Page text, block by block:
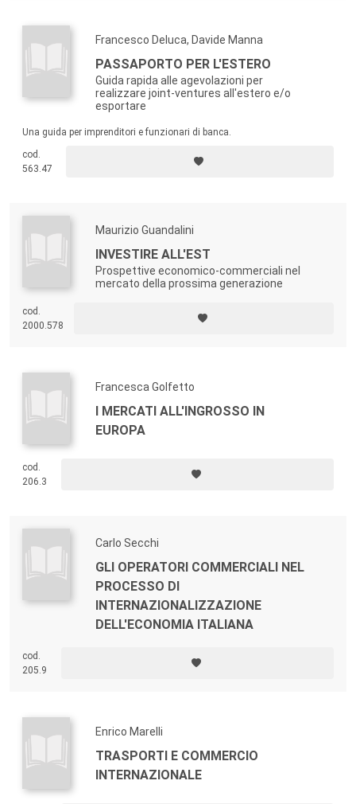
Francesco Deluca, Davide Manna
PASSAPORTO PER L'ESTERO
Guida rapida alle agevolazioni per
realizzare joint-ventures all'estero e/o
esportare
Una guida per imprenditori e funzionari di banca.
cod.
563.47
Maurizio Guandalini
INVESTIRE ALL'EST
Prospettive economico-commerciali nel
mercato della prossima generazione
cod.
2000.578
Francesca Golfetto
I MERCATI ALL'INGROSSO IN
EUROPA
cod.
206.3
Carlo Secchi
GLI OPERATORI COMMERCIALI NEL
PROCESSO DI
INTERNAZIONALIZZAZIONE
DELL'ECONOMIA ITALIANA
cod.
205.9
Enrico Marelli
TRASPORTI E COMMERCIO
INTERNAZIONALE